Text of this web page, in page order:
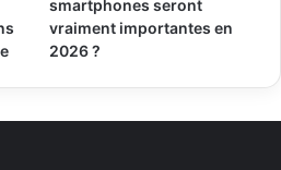
smartphones seront
vraiment importantes en
2026 ?